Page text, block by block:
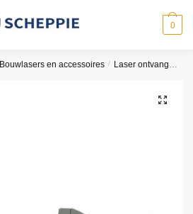
0
Bouwlasers en accessoires / Laser ontvangers
🔍